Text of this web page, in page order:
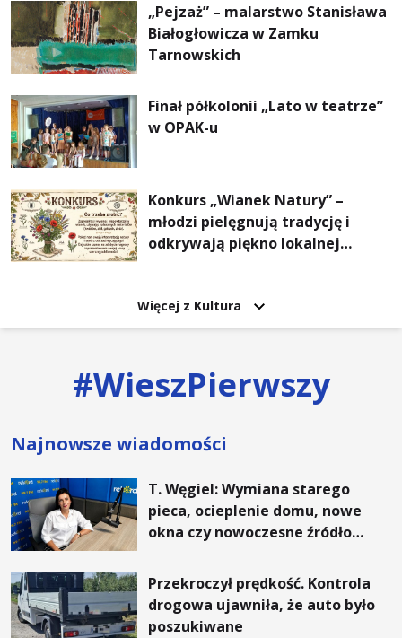
„Pejzaż” – malarstwo Stanisława
Białogłowicza w Zamku
Tarnowskich
Finał półkolonii „Lato w teatrze”
w OPAK-u
Konkurs „Wianek Natury” –
młodzi pielęgnują tradycję i
odkrywają piękno lokalnej
Więcej z Kultura
#WieszPierwszy
Najnowsze wiadomości
T. Węgiel: Wymiana starego
pieca, ocieplenie domu, nowe
okna czy nowoczesne źródło
rachunki za energię, lepszy
komfort życia i... czystsze
powietrze
Przekroczył prędkość. Kontrola
drogowa ujawniła, że auto było
poszukiwane